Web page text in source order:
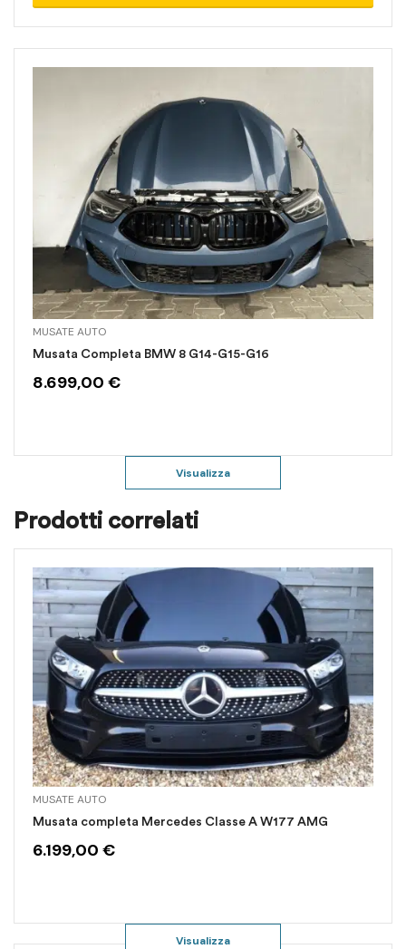
MUSATE AUTO
Musata Completa BMW 8 G14-G15-G16
8.699,00 €
Visualizza
Prodotti correlati
MUSATE AUTO
Musata completa Mercedes Classe A W177 AMG
6.199,00 €
Visualizza